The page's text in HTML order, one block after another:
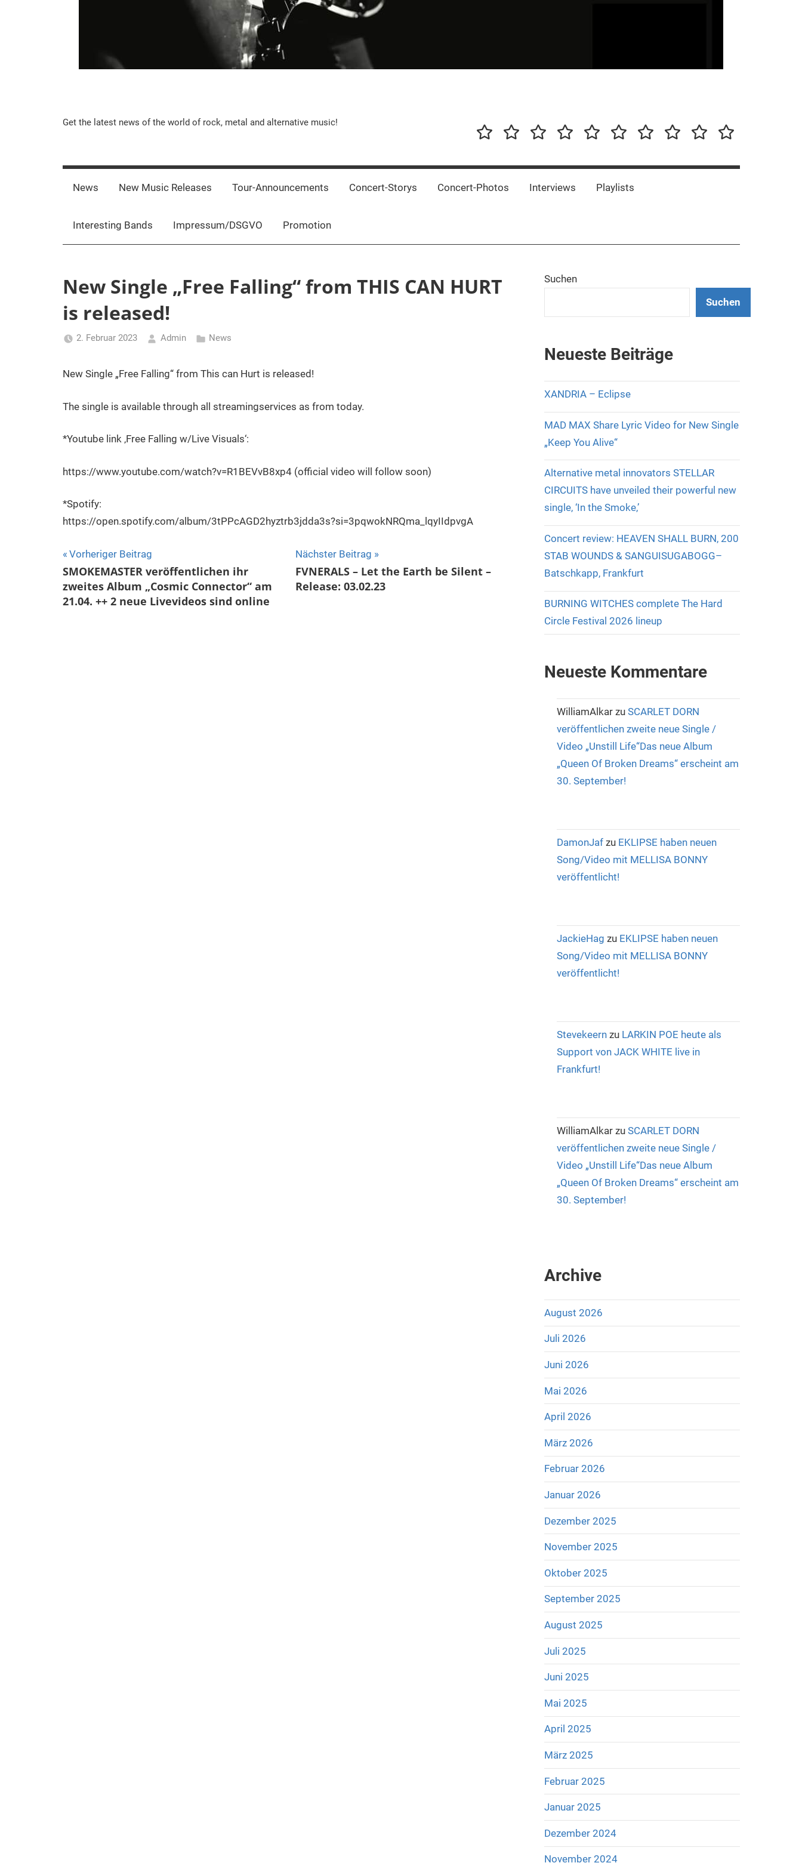
Music-
Rebels.Com
Get the latest news of the world of rock, metal and alternative music!
News
New
Releases
Tour-
Concert-Concert-InterviewsPlaylistsInterestingImpressum/DSGVO
Promotion
News New Music Releases Tour-Announcements Concert-Storys Concert-Photos Interviews Playlists
Interesting Bands Impressum/DSGVO Promotion
New Single „Free Falling“ from THIS CAN HURT
is released!
2. Februar 2023 Admin News
New Single „Free Falling“ from This can Hurt is released!
The single is available through all streamingservices as from today.
*Youtube link ‚Free Falling w/Live Visuals‘:
https://www.youtube.com/watch?v=R1BEVvB8xp4 (official video will follow soon)
*Spotify:
https://open.spotify.com/album/3tPPcAGD2hyztrb3jdda3s?si=3pqwokNRQma_lqyIIdpvgA
Beitragsnavigation
Vorheriger Beitrag
SMOKEMASTER veröffentlichen ihr
zweites Album „Cosmic Connector“ am
21.04. ++ 2 neue Livevideos sind online
Nächster Beitrag
FVNERALS – Let the Earth be Silent –
Release: 03.02.23
Suchen
Suchen
Neueste Beiträge
XANDRIA – Eclipse
MAD MAX Share Lyric Video for New Single
„Keep You Alive“
Alternative metal innovators STELLAR
CIRCUITS have unveiled their powerful new
single, ‘In the Smoke,’
Concert review: HEAVEN SHALL BURN, 200
STAB WOUNDS & SANGUISUGABOGG–
Batschkapp, Frankfurt
BURNING WITCHES complete The Hard
Circle Festival 2026 lineup
Neueste Kommentare
WilliamAlkar zu SCARLET DORN
veröffentlichen zweite neue Single /
Video „Unstill Life“Das neue Album
„Queen Of Broken Dreams“ erscheint am
30. September!
DamonJaf zu EKLIPSE haben neuen
Song/Video mit MELLISA BONNY
veröffentlicht!
JackieHag zu EKLIPSE haben neuen
Song/Video mit MELLISA BONNY
veröffentlicht!
Stevekeern zu LARKIN POE heute als
Support von JACK WHITE live in
Frankfurt!
WilliamAlkar zu SCARLET DORN
veröffentlichen zweite neue Single /
Video „Unstill Life“Das neue Album
„Queen Of Broken Dreams“ erscheint am
30. September!
Archive
August 2026
Juli 2026
Juni 2026
Mai 2026
April 2026
März 2026
Februar 2026
Januar 2026
Dezember 2025
November 2025
Oktober 2025
September 2025
August 2025
Juli 2025
Juni 2025
Mai 2025
April 2025
März 2025
Februar 2025
Januar 2025
Dezember 2024
November 2024